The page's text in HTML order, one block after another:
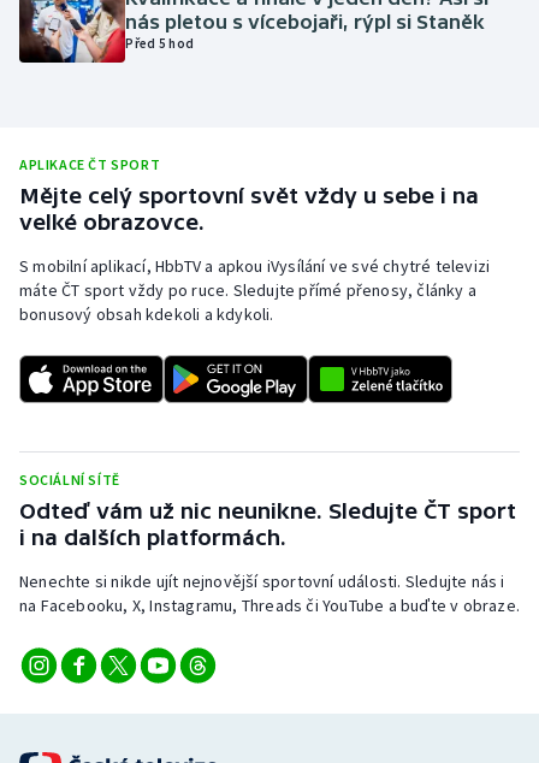
Plavání
Ragby
Rychlobruslení
Rychlostní kanoistika
Sportovní střelba
Stolní tenis
Triatlon
Volejbal
nás pletou s vícebojaři, rýpl si Staněk
Před 5 hod
APLIKACE ČT SPORT
Mějte celý sportovní svět vždy u sebe i na
velké obrazovce.
S mobilní aplikací, HbbTV a apkou iVysílání ve své chytré televizi
máte ČT sport vždy po ruce. Sledujte přímé přenosy, články a
bonusový obsah kdekoli a kdykoli.
SOCIÁLNÍ SÍTĚ
Odteď vám už nic neunikne. Sledujte ČT sport
i na dalších platformách.
Nenechte si nikde ujít nejnovější sportovní události. Sledujte nás i
na Facebooku, X, Instagramu, Threads či YouTube a buďte v obraze.